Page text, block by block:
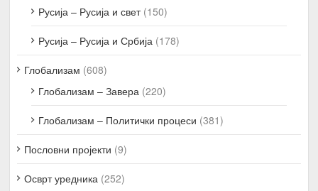
Русија – Русија и свет(150)
Русија – Русија и Србија (178)
Глобализам (608)
Глобализам – Завера (220)
Глобализам – Политички процеси (381)
Пословни пројекти (9)
Осврт уредника (252)